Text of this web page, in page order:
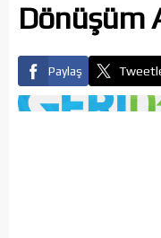
Dönüşüm
Paylaş